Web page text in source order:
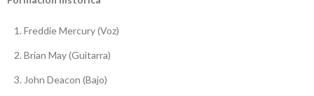
Freddie Mercury (Voz)
Brian May (Guitarra)
John Deacon (Bajo)